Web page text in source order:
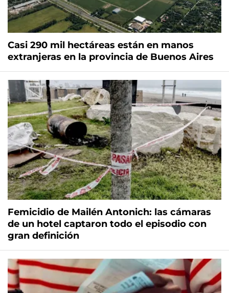
Casi 290 mil hectáreas están en manos
extranjeras en la provincia de Buenos Aires
Femicidio de Mailén Antonich: las cámaras
de un hotel captaron todo el episodio con
gran definición